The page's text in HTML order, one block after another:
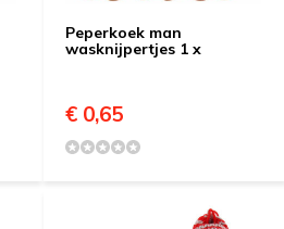
Peperkoek man
wasknijpertjes 1 x
€ 0,65